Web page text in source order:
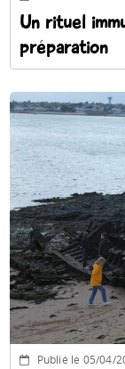
Un rituel
préparation
Publié le 05/04/